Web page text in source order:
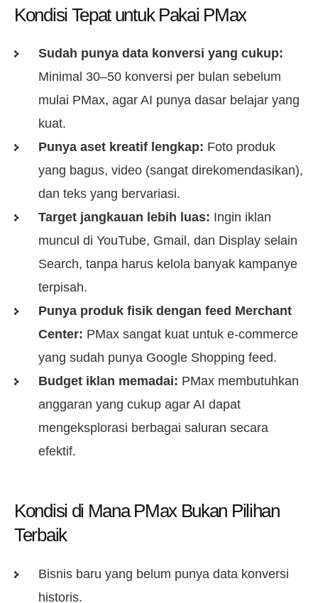
Kondisi Tepat untuk Pakai PMax
Sudah punya data konversi yang cukup:
Minimal 30–50 konversi per bulan sebelum
mulai PMax, agar AI punya dasar belajar yang
kuat.
Punya aset kreatif lengkap: Foto produk
yang bagus, video (sangat direkomendasikan),
dan teks yang bervariasi.
Target jangkauan lebih luas: Ingin iklan
muncul di YouTube, Gmail, dan Display selain
Search, tanpa harus kelola banyak kampanye
terpisah.
Punya produk fisik dengan feed Merchant
Center: PMax sangat kuat untuk e-commerce
yang sudah punya Google Shopping feed.
Budget iklan memadai: PMax membutuhkan
anggaran yang cukup agar AI dapat
mengeksplorasi berbagai saluran secara
efektif.
Kondisi di Mana PMax Bukan Pilihan
Terbaik
Bisnis baru yang belum punya data konversi
historis.